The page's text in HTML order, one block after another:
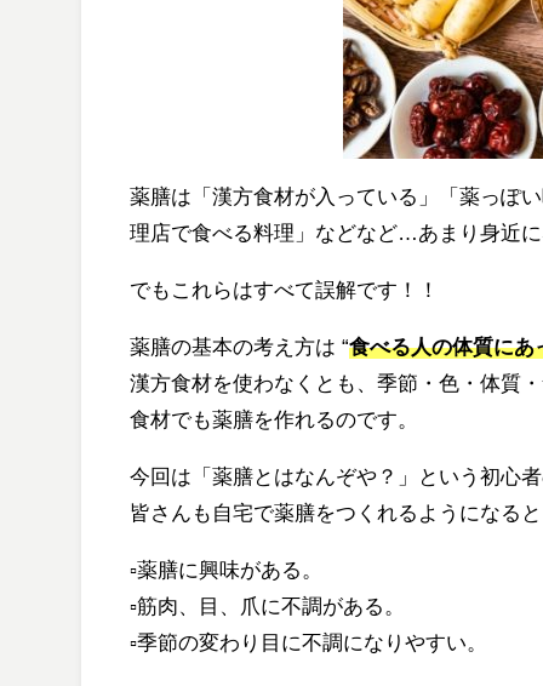
薬膳は「漢方食材が入っている」「薬っぽ
理店で食べる料理」などなど…あまり身近
でもこれらはすべて誤解です！！
薬膳の基本の考え方は“食べる人の体質にあ
漢方食材を使わなくとも、季節・色・体質
食材でも薬膳を作れるのです。
今回は「薬膳とはなんぞや？」という初心
皆さんも自宅で薬膳をつくれるようになる
▫️薬膳に興味がある。
▫️筋肉、目、爪に不調がある。
▫️季節の変わり目に不調になりやすい。